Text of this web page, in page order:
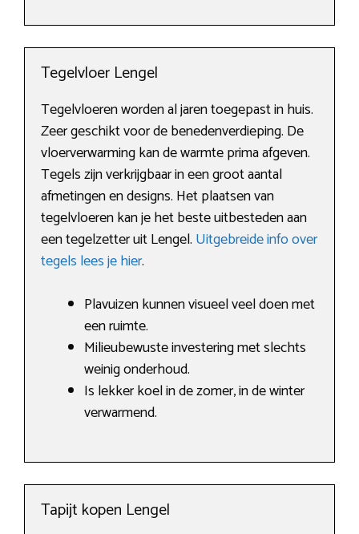
Tegelvloer Lengel
Tegelvloeren worden al jaren toegepast in huis.
Zeer geschikt voor de benedenverdieping. De
vloerverwarming kan de warmte prima afgeven.
Tegels zijn verkrijgbaar in een groot aantal
afmetingen en designs. Het plaatsen van
tegelvloeren kan je het beste uitbesteden aan
een tegelzetter uit Lengel. Uitgebreide info over
tegels lees je hier.
Plavuizen kunnen visueel veel doen met
een ruimte.
Milieubewuste investering met slechts
weinig onderhoud.
Is lekker koel in de zomer, in de winter
verwarmend.
Tapijt kopen Lengel